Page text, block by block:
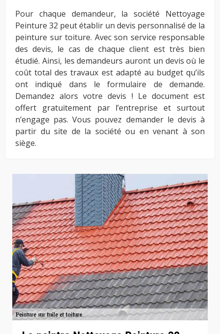
Pour chaque demandeur, la société Nettoyage
Peinture 32 peut établir un devis personnalisé de la
peinture sur toiture. Avec son service responsable
des devis, le cas de chaque client est très bien
étudié. Ainsi, les demandeurs auront un devis où le
coût total des travaux est adapté au budget qu’ils
ont indiqué dans le formulaire de demande.
Demandez alors votre devis ! Le document est
offert gratuitement par l’entreprise et surtout
n’engage pas. Vous pouvez demander le devis à
partir du site de la société ou en venant à son
siège.